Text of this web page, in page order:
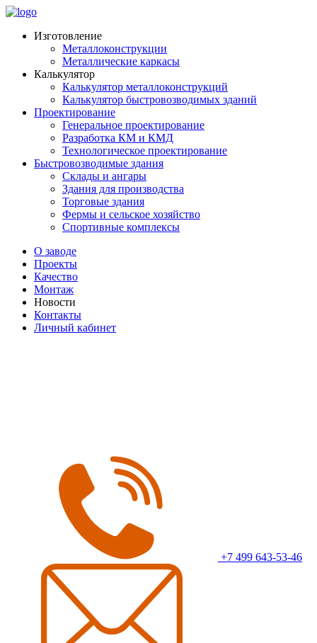
Изготовление
Металлоконструкции
Металлические каркасы
Калькулятор
Калькулятор металлоконструкций
Калькулятор быстровозводимых зданий
Проектирование
Генеральное проектирование
Разработка КМ и КМД
Технологическое проектирование
Быстровозводимые здания
Склады и ангары
Здания для производства
Торговые здания
Фермы и сельское хозяйство
Спортивные комплексы
О заводе
Проекты
Качество
Монтаж
Новости
Контакты
Личный кабинет
+7 499 643-53-46